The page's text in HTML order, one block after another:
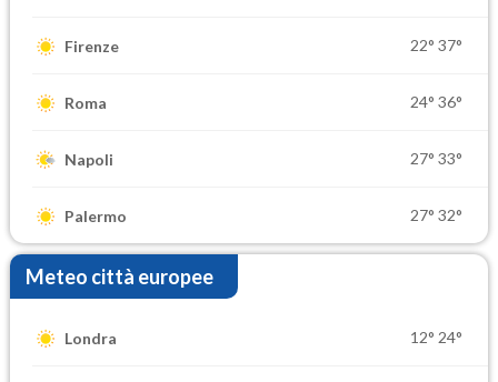
Firenze 22° 37°
Roma 24° 36°
Napoli 27° 33°
Palermo 27° 32°
Meteo città europee
Londra 12° 24°